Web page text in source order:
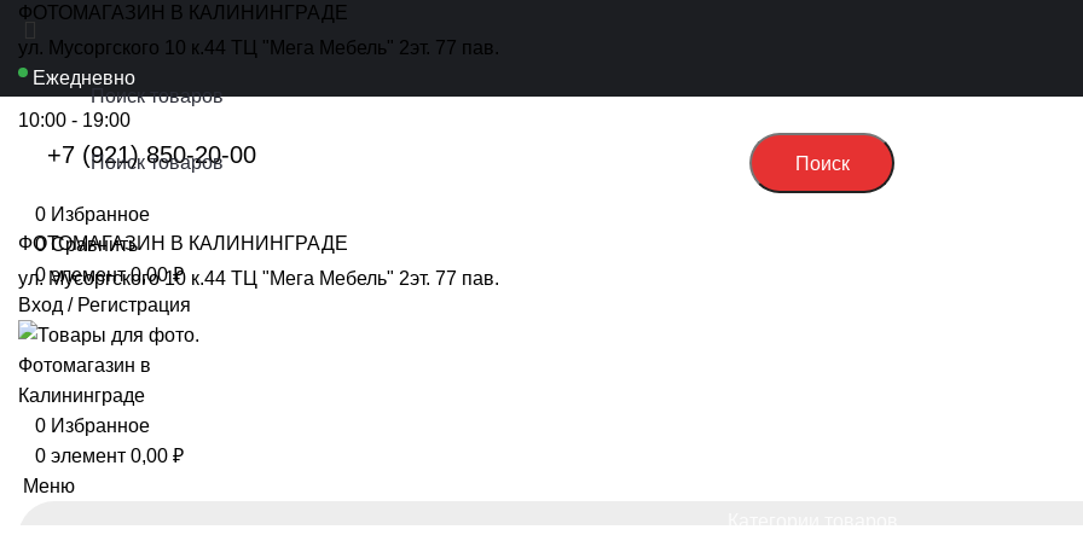
ФОТОМАГАЗИН В КАЛИНИНГРАДЕ
ул. Мусоргского 10 к.44 ТЦ "Мега Мебель" 2эт. 77 пав.
Ежедневно
10:00 - 19:00
+7 (921) 850-20-00
ФОТОМАГАЗИН В КАЛИНИНГРАДЕ
ул. Мусоргского 10 к.44 ТЦ "Мега Мебель" 2эт. 77 пав.
Поиск
0 Избранное
0 Сравнить
0элемент 0,00₽
Вход / Регистрация
0 Избранное
0 элемент 0,00 ₽
Меню